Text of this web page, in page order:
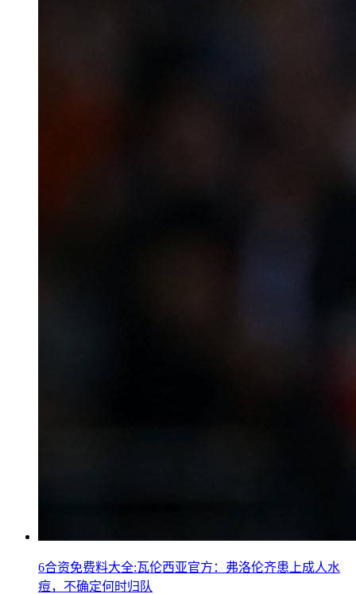
6合资免费料大全:瓦伦西亚官方：弗洛伦齐患上成人水
痘，不确定何时归队